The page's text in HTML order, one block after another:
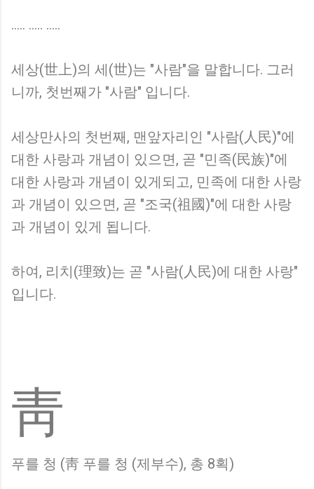
..... ..... .....
세상(世上)의 세(世)는 "사람"을 말합니다. 그러
니까, 첫번째가 "사람" 입니다.
세상만사의 첫번째, 맨앞자리인 "사람(人民)"에
대한 사랑과 개념이 있으면, 곧 "민족(民族)"에
대한 사랑과 개념이 있게되고, 민족에 대한 사랑
과 개념이 있으면, 곧 "조국(祖國)"에 대한 사랑
과 개념이 있게 됩니다.
하여, 리치(理致)는 곧 "사람(人民)에 대한 사랑"
입니다.
靑
푸를 청 (靑 푸를 청 (제부수), 총 8획)